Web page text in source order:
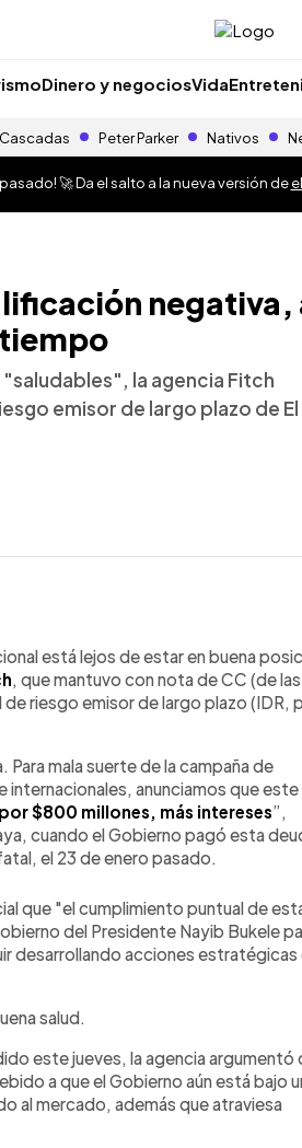
Dinero y negociosVida
Peter Parker Nativos
🚀 Da el salto a la nueva versión de
negativa,
la agencia Fitch
emisor de largo plazo de El
está lejos de estar en buena
, que mantuvo con nota de CC (de
de riesgo emisor de largo plazo (IDR,
mala suerte de la campaña de
anunciamos que este
$800 millones, más intereses”,
cuando el Gobierno pagó esta
el 23 de enero pasado.
que "el cumplimiento puntual de
del Presidente Nayib Bukele
desarrollando acciones estratégicas
salud.
este jueves, la agencia argumentó
a que el Gobierno aún está bajo
al mercado, además que atraviesa